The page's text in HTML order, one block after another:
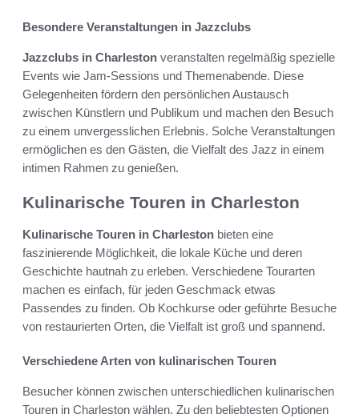
Besondere Veranstaltungen in Jazzclubs
Jazzclubs in Charleston veranstalten regelmäßig spezielle
Events wie Jam-Sessions und Themenabende. Diese
Gelegenheiten fördern den persönlichen Austausch
zwischen Künstlern und Publikum und machen den Besuch
zu einem unvergesslichen Erlebnis. Solche Veranstaltungen
ermöglichen es den Gästen, die Vielfalt des Jazz in einem
intimen Rahmen zu genießen.
Kulinarische Touren in Charleston
Kulinarische Touren in Charleston bieten eine
faszinierende Möglichkeit, die lokale Küche und deren
Geschichte hautnah zu erleben. Verschiedene Tourarten
machen es einfach, für jeden Geschmack etwas
Passendes zu finden. Ob Kochkurse oder geführte Besuche
von restaurierten Orten, die Vielfalt ist groß und spannend.
Verschiedene Arten von kulinarischen Touren
Besucher können zwischen unterschiedlichen kulinarischen
Touren in Charleston wählen. Zu den beliebtesten Optionen